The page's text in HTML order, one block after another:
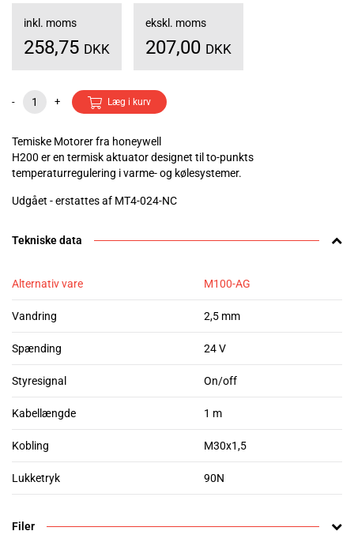
inkl. moms
258,75 DKK
ekskl. moms
207,00 DKK
- + Læg i kurv
Temiske Motorer fra honeywell
H200 er en termisk aktuator designet til to-punkts
temperaturregulering i varme- og kølesystemer.
Udgået - erstattes af MT4-024-NC
Tekniske data
Alternativ vare M100-AG
Vandring 2,5 mm
Spænding 24 V
Styresignal On/off
Kabellængde 1 m
Kobling M30x1,5
Lukketryk 90N
Filer